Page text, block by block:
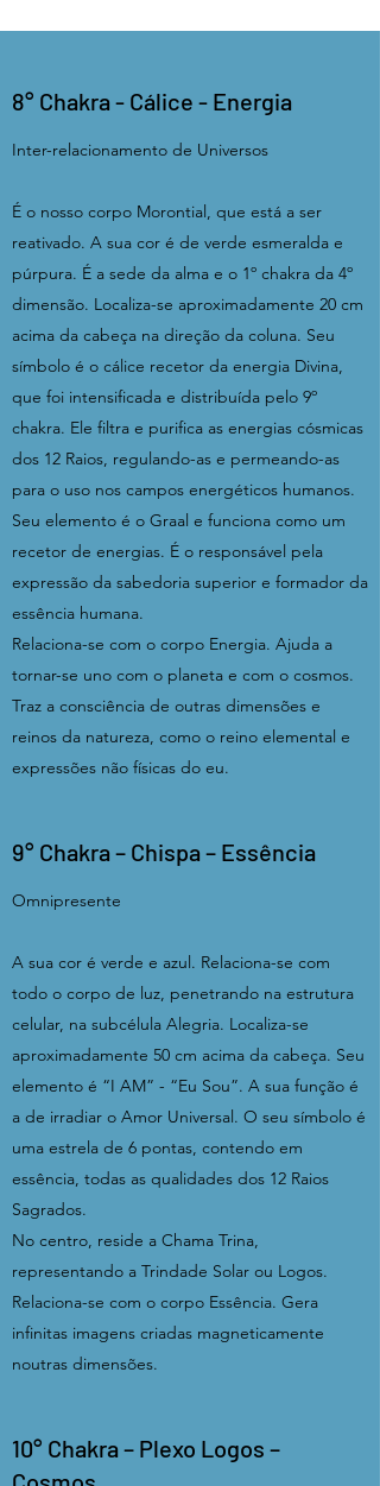
8° Chakra - Cálice - Energia
Inter-relacionamento de Universos
É o nosso corpo Morontial, que está a ser
reativado. A sua cor é de verde esmeralda e
púrpura. É a sede da alma e o 1º chakra da 4º
dimensão. Localiza-se aproximadamente 20 cm
acima da cabeça na direção da coluna. Seu
símbolo é o cálice recetor da energia Divina,
que foi intensificada e distribuída pelo 9º
chakra. Ele filtra e purifica as energias cósmicas
dos 12 Raios, regulando-as e permeando-as
para o uso nos campos energéticos humanos.
Seu elemento é o Graal e funciona como um
recetor de energias. É o responsável pela
expressão da sabedoria superior e formador da
essência humana.
Relaciona-se com o corpo Energia. Ajuda a
tornar-se uno com o planeta e com o cosmos.
Traz a consciência de outras dimensões e
reinos da natureza, como o reino elemental e
expressões não físicas do eu.
9° Chakra – Chispa – Essência
Omnipresente
A sua cor é verde e azul. Relaciona-se com
todo o corpo de luz, penetrando na estrutura
celular, na subcélula Alegria. Localiza-se
aproximadamente 50 cm acima da cabeça. Seu
elemento é “I AM” - “Eu Sou”. A sua função é
a de irradiar o Amor Universal. O seu símbolo é
uma estrela de 6 pontas, contendo em
essência, todas as qualidades dos 12 Raios
Sagrados.
No centro, reside a Chama Trina,
representando a Trindade Solar ou Logos.
Relaciona-se com o corpo Essência. Gera
infinitas imagens criadas magneticamente
noutras dimensões.
10° Chakra – Plexo Logos –